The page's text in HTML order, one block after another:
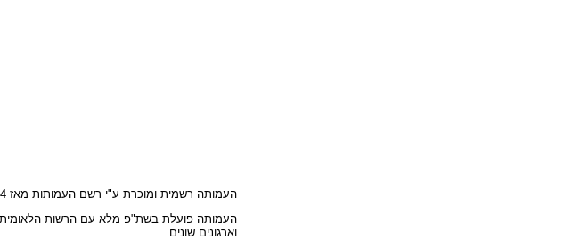
העמותה רשמית ומוכרת ע"י רשם העמותות מאז 28/10/2004. הארגון מוכר כמלכ"ר ובעלת "אישור ניהול תקין".
העמותה פועלת בשת"פ מלא עם הרשות הלאומית
וארגונים שונים.